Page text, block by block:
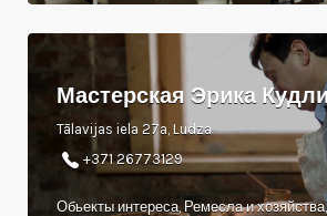
Мастерская Эрика
Tālavijas iela 27a, Ludza
+371 26773129
Обьекты интереса, Ремесла и